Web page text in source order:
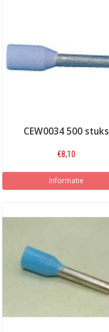
CEW0034 500 stuks
€8,10
Informatie